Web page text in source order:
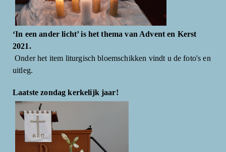
‘In een ander licht’ is het thema van Advent en Kerst
2021.
Onder het item liturgisch bloemschikken vindt u de foto's en
uitleg.
Laatste zondag kerkelijk jaar!